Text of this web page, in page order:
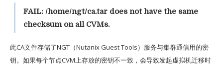
FAIL: /home/ngt/ca.tar does not have the same
checksum on all CVMs.
此CA文件存储了NGT（Nutanix Guest Tools）服务与集群通信用的密
钥。如果每个节点CVM上存放的密钥不一致，会导致发起虚拟机迁移时